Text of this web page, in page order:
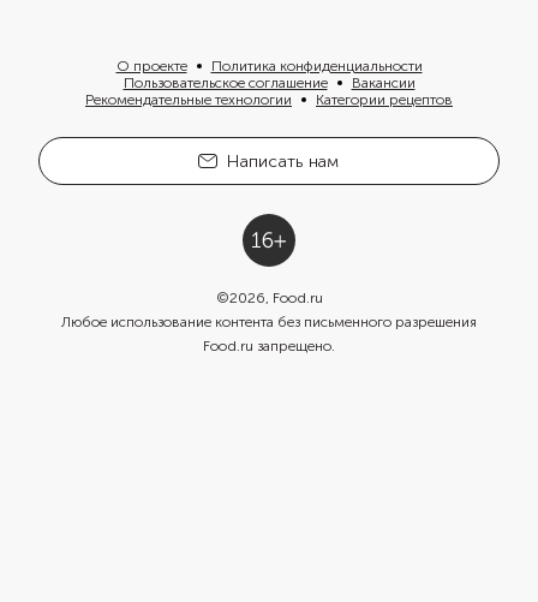
О проекте
Политика конфиденциальности
Пользовательское соглашение
Вакансии
Рекомендательные технологии
Категории рецептов
Написать нам
©2026, Food.ru
Любое использование контента без письменного разрешения
Food.ru запрещено.